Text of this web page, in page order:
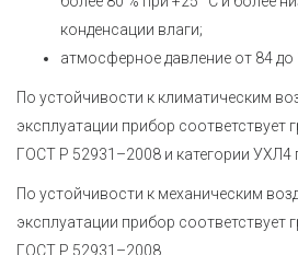
конденсации влаги;
атмосферное давление от 84 до
По устойчивости к климатическим
эксплуатации прибор соответствует
ГОСТ Р 52931–2008 и категории
По устойчивости к механическим
эксплуатации прибор соответствует
ГОСТ Р 52931–2008.